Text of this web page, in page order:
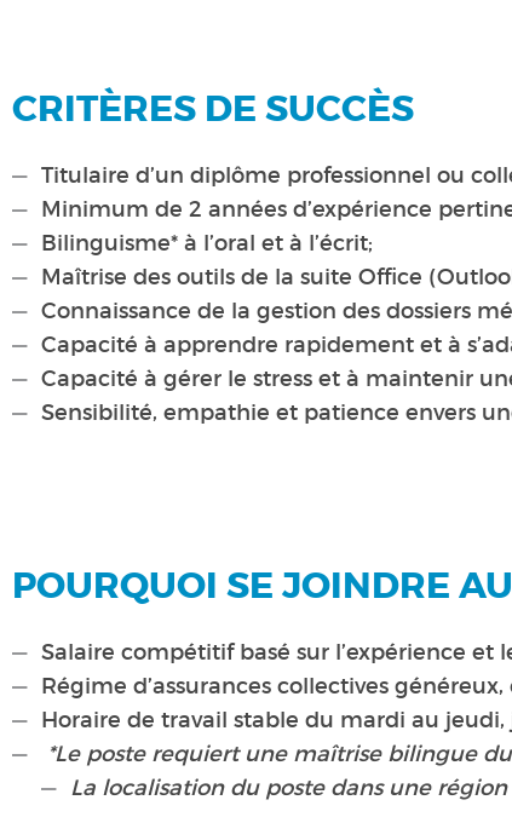
CRITÈRES DE SUCCÈS
Titulaire d’un diplôme professionnel ou
Minimum de 2 années d’expérience
Bilinguisme* à l’oral et à l’écrit;
Maîtrise des outils de la suite Office
Connaissance de la gestion des dossiers
Capacité à apprendre rapidement et à
Capacité à gérer le stress et à maintenir
Sensibilité, empathie et patience envers
POURQUOI SE JOINDRE
Salaire compétitif basé sur l’expérience et
Régime d’assurances collectives
Horaire de travail stable du mardi au jeudi,
*Le poste requiert une maîtrise bilingue
La localisation du poste dans une